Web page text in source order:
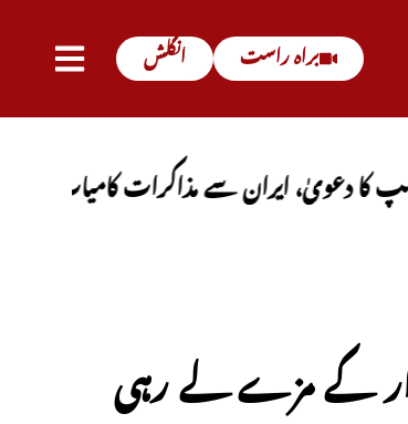
انگلش براہ راست
ایران سے مذاکرات کامیاب ہوں گے،
کے مزے لے رہی